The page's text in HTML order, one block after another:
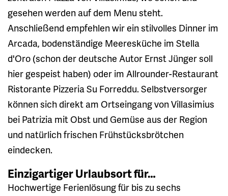
gesehen werden auf dem Menu steht.
Anschließend empfehlen wir ein stilvolles Dinner im
Arcada, bodenständige Meeresküche im Stella
d'Oro (schon der deutsche Autor Ernst Jünger soll
hier gespeist haben) oder im Allrounder-Restaurant
Ristorante Pizzeria Su Forreddu. Selbstversorger
können sich direkt am Ortseingang von Villasimius
bei Patrizia mit Obst und Gemüse aus der Region
und natürlich frischen Frühstücksbrötchen
eindecken.
Einzigartiger Urlaubsort für…
Hochwertige Ferienlösung für bis zu sechs